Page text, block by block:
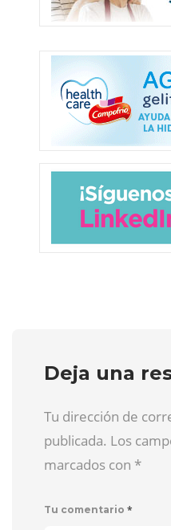
Deja una
Tu dirección de
publicada. Los
marcados con *
Tu comentario *